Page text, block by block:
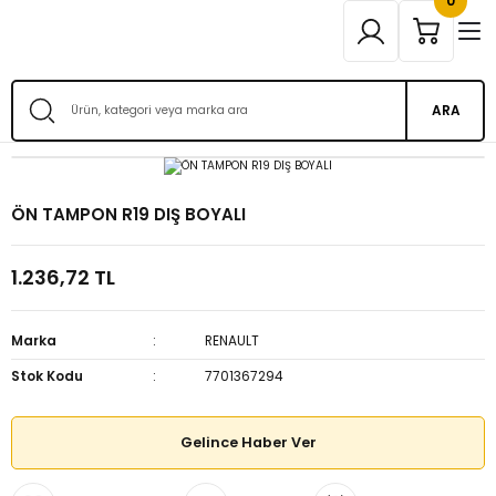
ARA
ÖN TAMPON R19 DIŞ BOYALI
1.236,72 TL
Marka
RENAULT
Stok Kodu
7701367294
Gelince Haber Ver